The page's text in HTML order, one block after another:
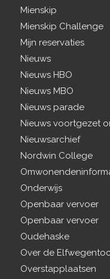
Mienskip
Mienskip Challenge
Mijn reservaties
Nieuws
Nieuws HBO
Nieuws MBO
Nieuws parade
Nieuws voortgezet
Nieuwsarchief
Nordwin College
Onderwijs
Openbaar vervoer
Openbaar vervoer
Oudehaske
Over de
Overstapplaatsen